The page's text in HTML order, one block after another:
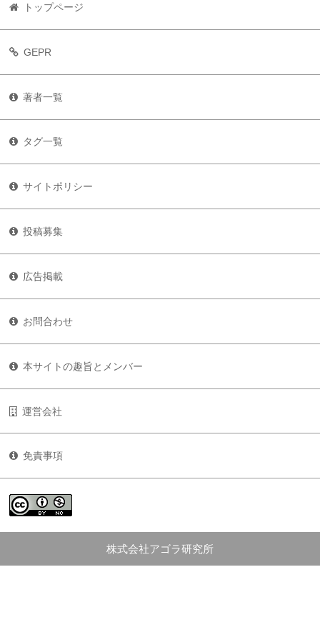
トップページ
GEPR
著者一覧
タグ一覧
サイトポリシー
投稿募集
広告掲載
お問合わせ
本サイトの趣旨とメンバー
運営会社
免責事項
株式会社アゴラ研究所